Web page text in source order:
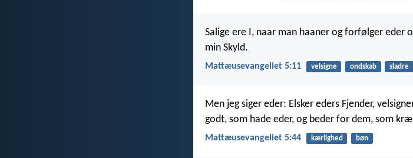
Salige ere I, naar man haaner og forfølger eder
min Skyld.
Mattæusevangeliet 5:11 velsigne ondskab sladre
Men jeg siger eder: Elsker eders Fjender,
godt, som hade eder, og beder for dem, som
Mattæusevangeliet 5:44 kærlighed bøn